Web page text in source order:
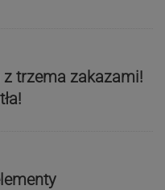
z trzema zakazami!